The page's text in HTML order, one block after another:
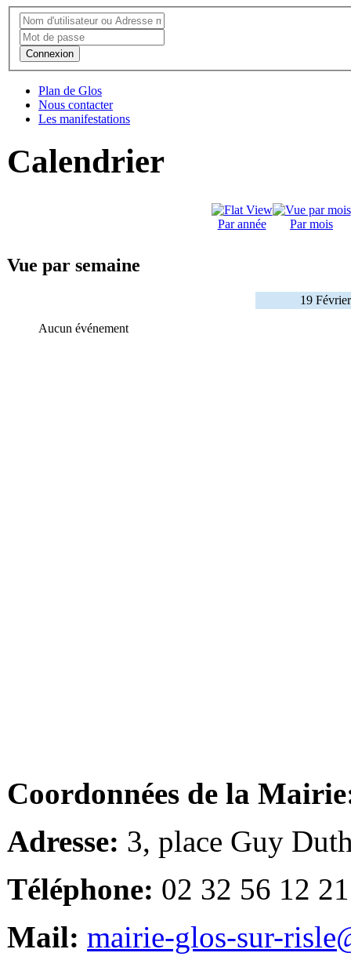
Connexion
Plan de Glos
Nous contacter
Les manifestations
Calendrier
Par année Par mois
Vue par semaine
19
Aucun événement
Coordonnées de la
Adresse: 3, place Guy
Téléphone: 02 32 56 12 21
Mail: mairie-glos-sur-